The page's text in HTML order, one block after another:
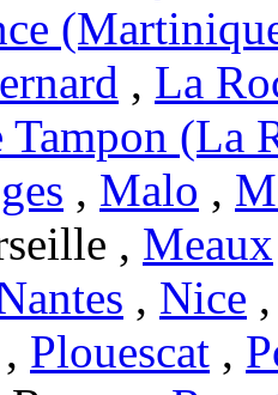
, La
Tampon (La
, Malo ,
, Meaux
, Nice
, Plouescat ,